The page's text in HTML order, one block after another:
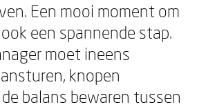
Een mooi moment om
een spannende stap.
moet ineens
knopen
balans bewaren tussen